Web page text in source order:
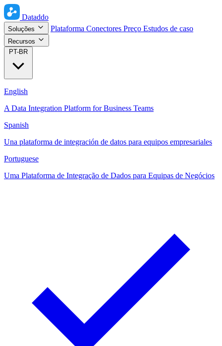
Dataddo
Soluções Plataforma Conectores Preço Estudos de caso
Recursos
PT-BR
English
A Data Integration Platform for Business Teams
Spanish
Una plataforma de integración de datos para equipos empresariales
Portuguese
Uma Plataforma de Integração de Dados para Equipas de Negócios